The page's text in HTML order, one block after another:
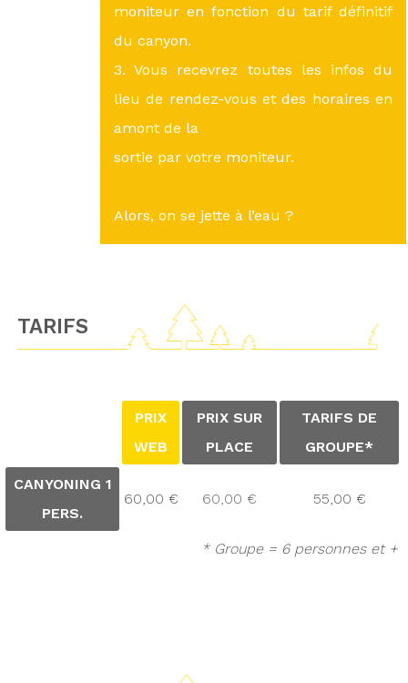
moniteur en fonction du tarif définitif
du canyon.
3. Vous recevrez toutes les infos du
lieu de rendez-vous et des horaires en
amont de la
sortie par votre moniteur.
Alors, on se jette à l’eau ?
TARIFS
PRIX
WEB
PRIX SUR
PLACE
TARIFS DE
GROUPE*
CANYONING 1
PERS.
60,00 € 60,00 € 55,00 €
* Groupe = 6 personnes et +